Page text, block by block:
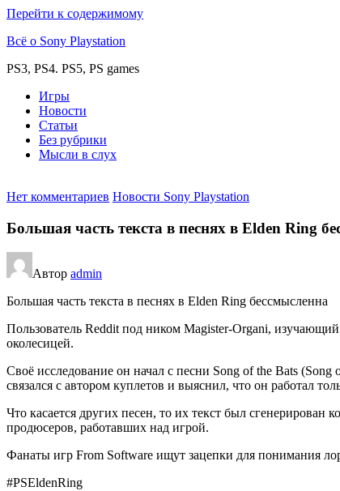
Перейти к содержимому
Всё о Sony Playstation
PS3, PS4. PS5, PS games
Игры
Новости
Статьи
Без рубрики
Мысли в слух
Нет комментариев Новости Sony Playstation
Большая часть текста в песнях в Elden Ring
Автор admin
Большая часть текста в песнях в Elden Ring бессмысленна
Пользователь Reddit под ником Magister-Organi,
околесицей.
Своё исследование он начал с песни Song of the Bats
связался с автором куплетов и выяснил, что он работал
Что касается других песен, то их текст был
продюсеров, работавших над игрой.
Фанаты игр From Software ищут зацепки для понимания
#PSEldenRing